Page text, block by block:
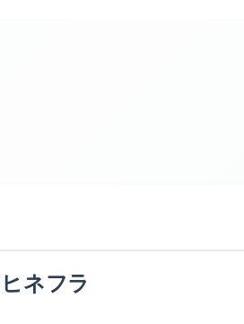
ネフラ